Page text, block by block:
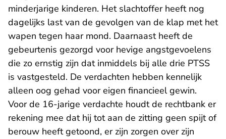
minderjarige kinderen. Het slachtoffer heeft nog
dagelijks last van de gevolgen van de klap met het
wapen tegen haar mond. Daarnaast heeft de
gebeurtenis gezorgd voor hevige angstgevoelens
die zo ernstig zijn dat inmiddels bij alle drie PTSS
is vastgesteld. De verdachten hebben kennelijk
alleen oog gehad voor eigen financieel gewin.
Voor de 16-jarige verdachte houdt de rechtbank er
rekening mee dat hij tot aan de zitting geen spijt of
berouw heeft getoond, er zijn zorgen over zijn